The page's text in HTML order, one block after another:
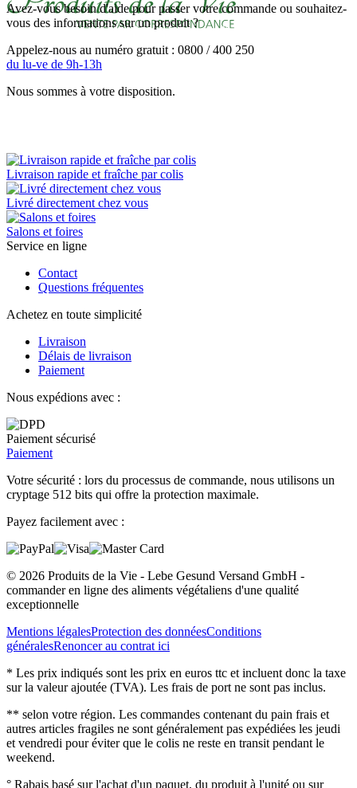
Avez-vous besoin d'aide pour passer votre commande ou souhaitez-
vous des informations sur un produit ?
Appelez-nous au numéro gratuit : 0800 / 400 250
du lu-ve de 9h-13h
Nous sommes à votre disposition.
Livraison rapide et fraîche par colis
Livré directement chez vous
Salons et foires
Service en ligne
Contact
Questions fréquentes
Achetez en toute simplicité
Livraison
Délais de livraison
Paiement
Nous expédions avec :
Paiement sécurisé
Paiement
Votre sécurité : lors du processus de commande, nous utilisons un
cryptage 512 bits qui offre la protection maximale.
Payez facilement avec :
© 2026 Produits de la Vie - Lebe Gesund Versand GmbH -
commander en ligne des aliments végétaliens d'une qualité
exceptionnelle
Mentions légalesProtection des donnéesConditions
généralesRenoncer au contrat ici
* Les prix indiqués sont les prix en euros ttc et incluent donc la taxe
sur la valeur ajoutée (TVA). Les frais de port ne sont pas inclus.
** selon votre région. Les commandes contenant du pain frais et
autres articles fragiles ne sont généralement pas expédiées les jeudi
et vendredi pour éviter que le colis ne reste en transit pendant le
weekend.
° Rabais basé sur l'achat d'un paquet, du produit à l'unité ou sur